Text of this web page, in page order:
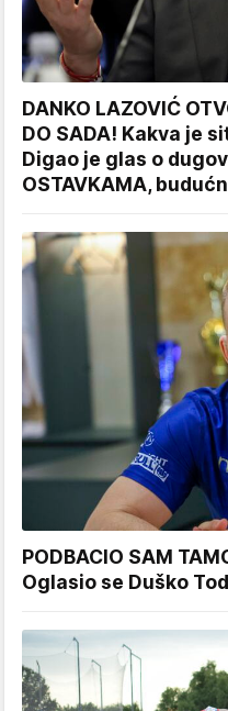
DANKO LAZOVIĆ
DO SADA! Kakva je
Digao je glas o
OSTAVKAMA,
PODBACIO SAM
Oglasio se Duško